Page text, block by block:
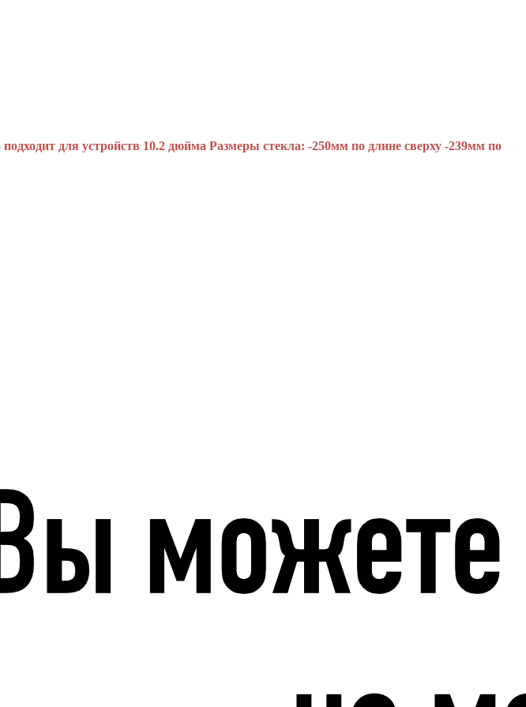
для устройств 10.2 дюйма Размеры стекла: -250мм по длине сверху -239мм по